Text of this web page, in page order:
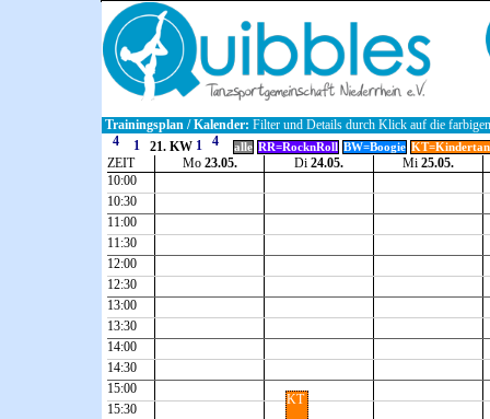
Trainingsplan / Kalender: Filter und Details durch Klick auf die
21. KW
alle RR=RocknRoll BW=Boogie
ZEIT Mo 23.05. Di 24.05. Mi 25.05.
10:00
10:30
11:00
11:30
12:00
12:30
13:00
13:30
14:00
14:30
15:00
15:30
KT